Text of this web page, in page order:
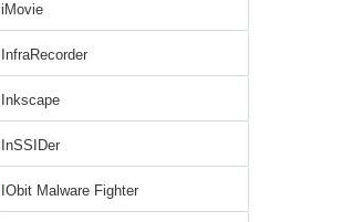
iMovie
InfraRecorder
Inkscape
InSSIDer
IObit Malware Fighter